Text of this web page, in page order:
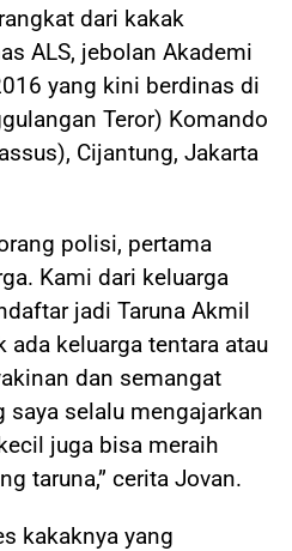
dari kakak
ALS, jebolan Akademi
yang kini berdinas di
Teror) Komando
Cijantung, Jakarta
polisi, pertama
Kami dari keluarga
jadi Taruna Akmil
ada keluarga tentara atau
dan semangat
saya selalu mengajarkan
juga bisa meraih
taruna,” cerita Jovan.
kakaknya yang